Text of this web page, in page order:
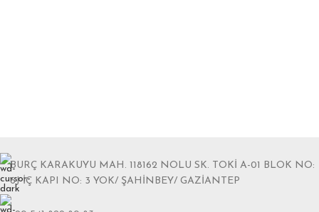
BURÇ KARAKUYU MAH. 118162 NOLU SK. TOKİ A-01 BLOK NO:
6J İÇ KAPI NO: 3 YOK/ ŞAHİNBEY/ GAZİANTEP